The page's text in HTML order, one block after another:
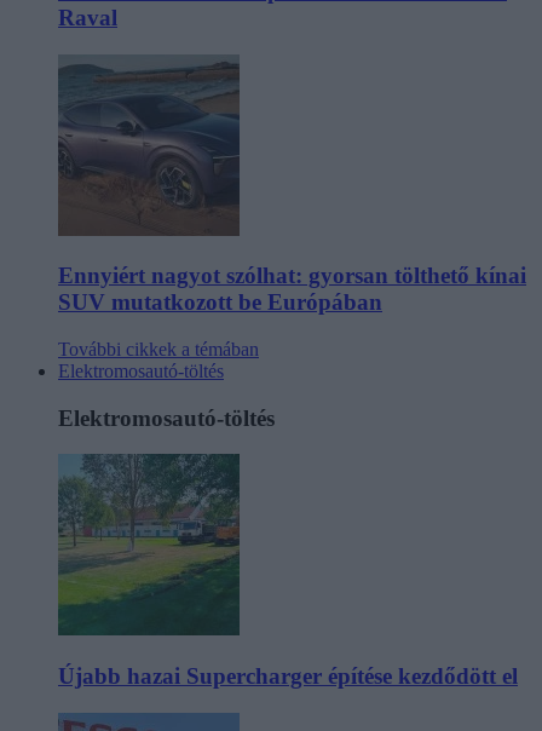
Raval
Ennyiért nagyot szólhat: gyorsan tölthető kínai
SUV mutatkozott be Európában
További cikkek a témában
Elektromosautó-töltés
Elektromosautó-töltés
Újabb hazai Supercharger építése kezdődött el